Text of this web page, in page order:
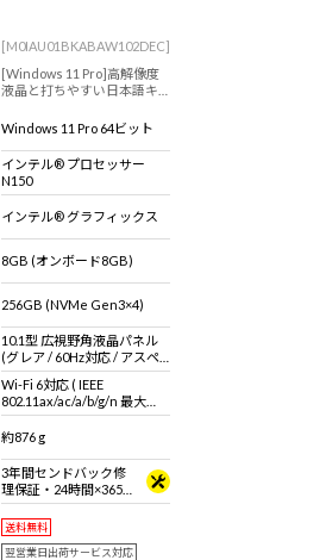
[M0IAU01BKABAW102DEC]
[Windows 11 Pro]高解像度
液晶と打ちやすい日本語キ
でも使える10.1型WUXGA液
Windows 11 Pro 64ビット
インテル® プロセッサー
N150
インテル® グラフィックス
8GB (オンボード8GB)
256GB (NVMe Gen3×4)
10.1型 広視野角液晶パネル
(グレア / 60Hz対応 / アスペ
クト比16:10)
Wi-Fi 6対応 ( IEEE
802.11ax/ac/a/b/g/n 最大
2.4Gbps対応 ※連続160MHz
帯域 Wi-Fi 6対応機器が必要 )
約876 g
3年間センドバック修
理保証・24時間×365
日電話サポート
送料無料
翌営業日出荷サービス対応